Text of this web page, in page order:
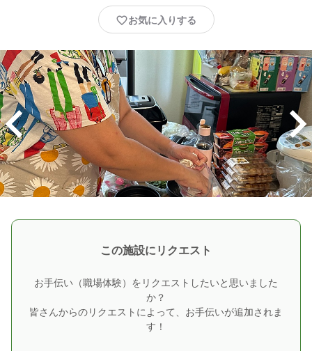
お気に入りする
この施設にリクエスト
お手伝い（職場体験）をリクエストしたいと思いました
か？
皆さんからのリクエストによって、お手伝いが追加されま
す！